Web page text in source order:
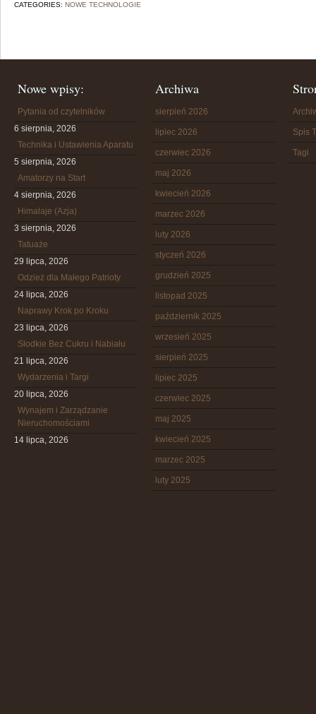
CATEGORIES: NOWE TECHNOLOGIE
Nowe wpisy:
Pytania od czytelników
6 sierpnia, 2026
Technika i Ustawienia Aparatu
5 sierpnia, 2026
Amatorzy na Start
4 sierpnia, 2026
Himalaje (Azja)
3 sierpnia, 2026
Tatuaże
29 lipca, 2026
Odzież dla Małego Patrioty
24 lipca, 2026
Naprawy Krok po Kroku
23 lipca, 2026
Słodkie Bez Cukru i Nabiału
21 lipca, 2026
Wydarzenia i Targi
20 lipca, 2026
Wynajem i Zarządzanie
Nieruchomościami
14 lipca, 2026
Archiwa
sierpień 2026
lipiec 2026
czerwiec 2026
maj 2026
kwiecień 2026
marzec 2026
luty 2026
styczeń 2026
grudzień 2025
listopad 2025
październik 2025
wrzesień 2025
sierpień 2025
lipiec 2025
czerwiec 2025
maj 2025
kwiecień 2025
marzec 2025
luty 2025
Spis
Tagi